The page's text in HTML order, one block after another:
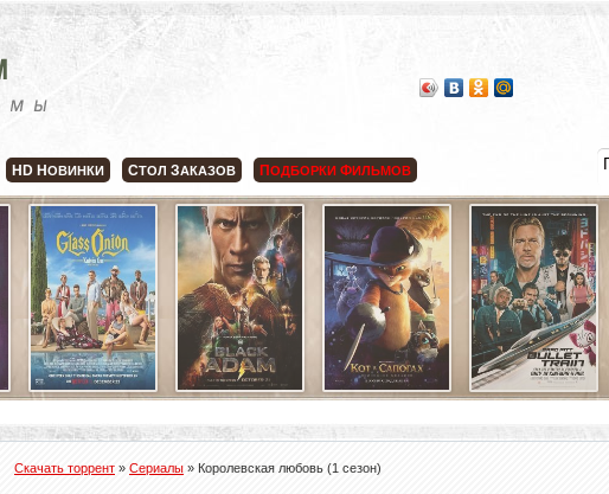
HD НОВИНКИ СТОЛ ЗАКАЗОВ ПОДБОРКИ ФИЛЬМОВ
Скачать торрент » Сериалы » Королевская любовь (1 сезон)